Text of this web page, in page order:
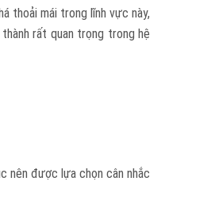
thoải mái trong lĩnh vực này,
rất quan trọng trong hệ
nên được lựa chọn cân nhắc